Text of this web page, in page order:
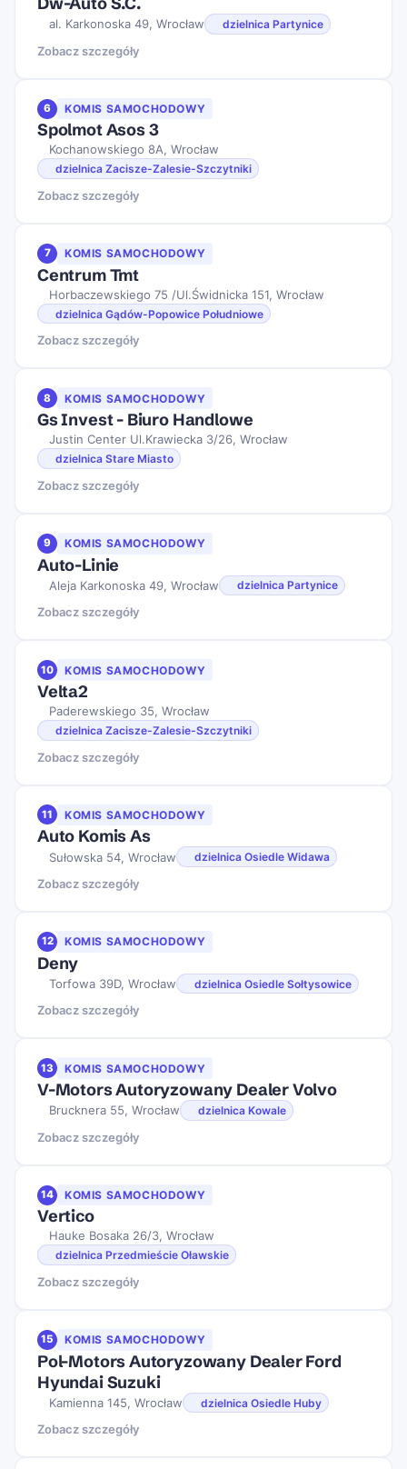
al. Karkonoska 49, Wrocław dzielnica Partynice
Zobacz szczegóły
6 KOMIS SAMOCHODOWY
Spolmot Asos 3
Kochanowskiego 8A, Wrocław
dzielnica Zacisze-Zalesie-Szczytniki
Zobacz szczegóły
7 KOMIS SAMOCHODOWY
Centrum Tmt
Horbaczewskiego 75 /Ul.Świdnicka 151, Wrocław
dzielnica Gądów-Popowice Południowe
Zobacz szczegóły
8 KOMIS SAMOCHODOWY
Gs Invest - Biuro Handlowe
Justin Center Ul.Krawiecka 3/26, Wrocław
dzielnica Stare Miasto
Zobacz szczegóły
9 KOMIS SAMOCHODOWY
Auto-Linie
Aleja Karkonoska 49, Wrocław dzielnica Partynice
Zobacz szczegóły
10 KOMIS SAMOCHODOWY
Velta2
Paderewskiego 35, Wrocław
dzielnica Zacisze-Zalesie-Szczytniki
Zobacz szczegóły
11 KOMIS SAMOCHODOWY
Auto Komis As
Sułowska 54, Wrocław dzielnica Osiedle Widawa
Zobacz szczegóły
12 KOMIS SAMOCHODOWY
Deny
Torfowa 39D, Wrocław dzielnica Osiedle Sołtysowice
Zobacz szczegóły
13 KOMIS SAMOCHODOWY
V-Motors Autoryzowany Dealer Volvo
Brucknera 55, Wrocław dzielnica Kowale
Zobacz szczegóły
14 KOMIS SAMOCHODOWY
Vertico
Hauke Bosaka 26/3, Wrocław
dzielnica Przedmieście Oławskie
Zobacz szczegóły
15 KOMIS SAMOCHODOWY
Pol-Motors Autoryzowany Dealer Ford
Hyundai Suzuki
Kamienna 145, Wrocław dzielnica Osiedle Huby
Zobacz szczegóły